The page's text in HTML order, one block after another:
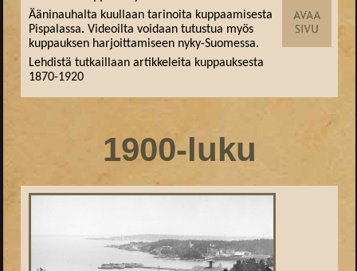
Ääninauhalta kuullaan tarinoita kuppaamisesta
Pispalassa. Videoilta voidaan tutustua myös
kuppauksen harjoittamiseen nyky-Suomessa.
Lehdistä tutkaillaan artikkeleita kuppauksesta
1870-1920
1900-luku